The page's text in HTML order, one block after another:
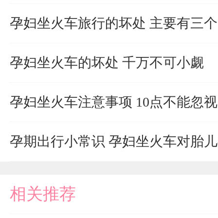
孕妇坐火车旅行的坏处 主要有三个
孕妇坐火车的坏处 千万不可小觑
孕妇坐火车注意事项 10点不能忽视
孕期出行小常识 孕妇坐火车对胎
相关推荐